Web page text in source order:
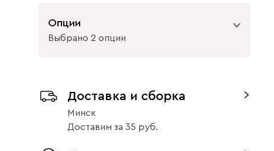
Опции
Выбрано 2 опции
без доводчиков с доводчиками
Вариант исполнения
Доставка и сборка
Минск
Доставим за 35